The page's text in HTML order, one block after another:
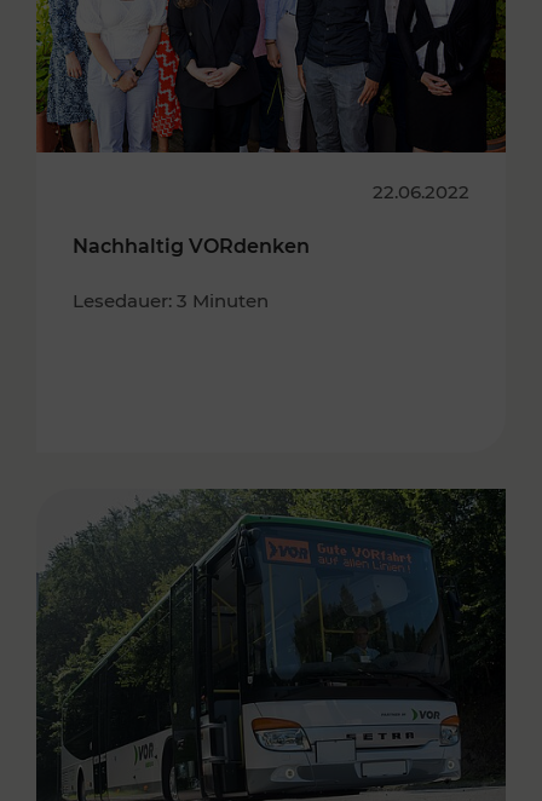
22.06.2022
Nachhaltig VORdenken
Lesedauer: 3 Minuten